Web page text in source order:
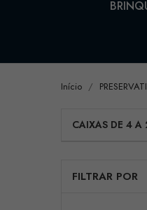
Início
CAIXAS DE 4 A
FILTRAR POR